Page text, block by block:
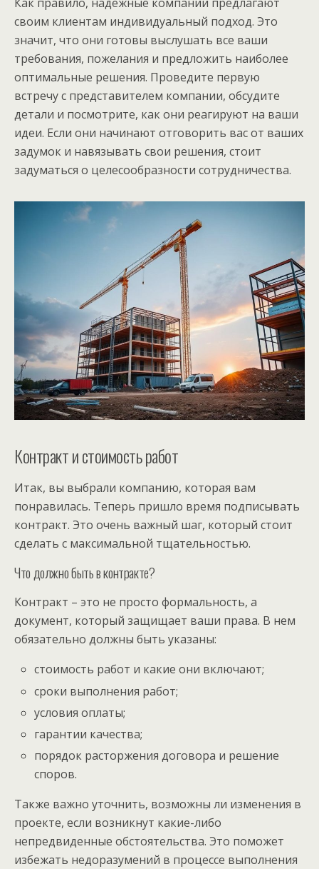
своим клиентам индивидуальный подход. Это
значит, что они готовы выслушать все ваши
требования, пожелания и предложить наиболее
оптимальные решения. Проведите первую
встречу с представителем компании, обсудите
детали и посмотрите, как они реагируют на ваши
идеи. Если они начинают отговорить вас от ваших
задумок и навязывать свои решения, стоит
задуматься о целесообразности сотрудничества.
Контракт и стоимость работ
Итак, вы выбрали компанию, которая вам
понравилась. Теперь пришло время подписывать
контракт. Это очень важный шаг, который стоит
сделать с максимальной тщательностью.
Что должно быть в контракте?
Контракт – это не просто формальность, а
документ, который защищает ваши права. В нем
обязательно должны быть указаны:
стоимость работ и какие они включают;
сроки выполнения работ;
условия оплаты;
гарантии качества;
порядок расторжения договора и решение
споров.
Также важно уточнить, возможны ли изменения в
проекте, если возникнут какие-либо
непредвиденные обстоятельства. Это поможет
избежать недоразумений в процессе выполнения